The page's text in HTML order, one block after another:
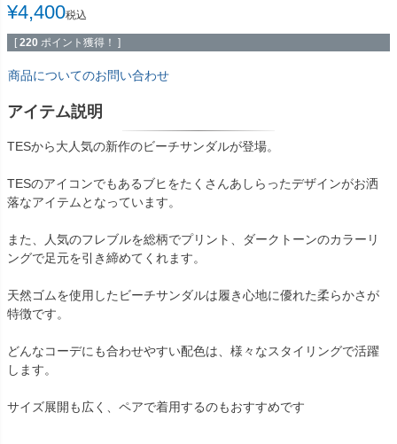
¥4,400税込
[ 220 ポイント獲得！ ]
商品についてのお問い合わせ
アイテム説明
TESから大人気の新作のビーチサンダルが登場。
TESのアイコンでもあるブヒをたくさんあしらったデザインがお洒
落なアイテムとなっています。
また、人気のフレブルを総柄でプリント、ダークトーンのカラーリ
ングで足元を引き締めてくれます。
天然ゴムを使用したビーチサンダルは履き心地に優れた柔らかさが
特徴です。
どんなコーデにも合わせやすい配色は、様々なスタイリングで活躍
します。
サイズ展開も広く、ペアで着用するのもおすすめです